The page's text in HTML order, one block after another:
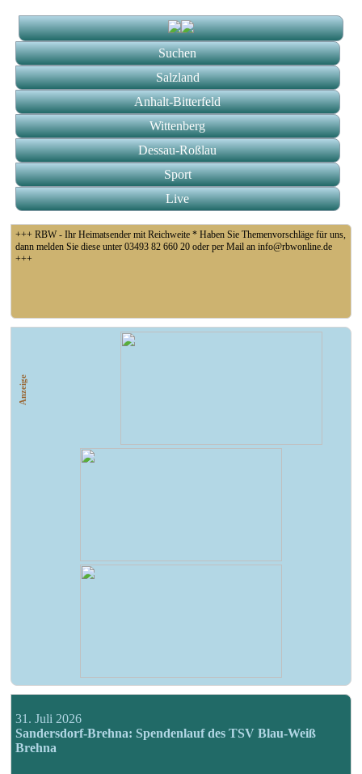
Suchen
Salzland
Anhalt-Bitterfeld
Wittenberg
Dessau-Roßlau
Sport
Live
+++ RBW - Ihr Heimatsender mit Reichweite * Haben Sie Themenvorschläge für uns,
dann melden Sie diese unter 03493 82 660 20 oder per Mail an info@rbwonline.de
+++
+++ Coswig: Die Elfähre Coswig hat wegen des geringen Wasserstands der Elbe den
31. Juli 2026
Sandersdorf-Brehna: Spendenlauf des TSV Blau-Weiß
Brehna
Anzeige